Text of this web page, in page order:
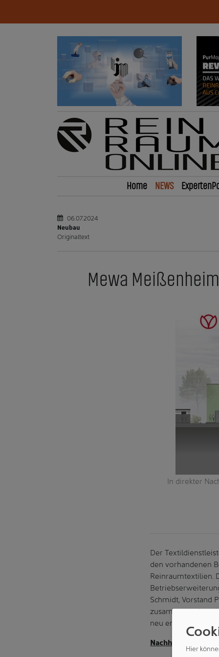
Home NEWS
06.07.2024
Neubau
Originaltext
Mewa
In direkter
Der
den vorhandenen
Reinraumtextilien.
Schmidt, Vorstand
zusammen mit
neu errichteten
Nachhaltiges
Hier